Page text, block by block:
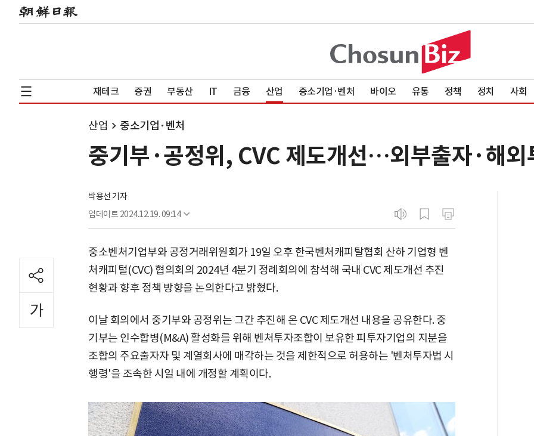
재테크 증권 부동산 IT 금융 산업 중소기업·벤처 바이오 유통 정책 정치 사회
산업 중소기업·벤처
중기부·공정위, CVC 제도개선…외부출자·해외
박용선 기자
업데이트 2024.12.19. 09:14
중소벤처기업부와 공정거래위원회가 19일 오후 한국벤처캐피탈협회 산하 기업형 벤
처캐피털(CVC) 협의회의 2024년 4분기 정례회의에 참석해 국내 CVC 제도개선 추진
현황과 향후 정책 방향을 논의한다고 밝혔다.
이날 회의에서 중기부와 공정위는 그간 추진해 온 CVC 제도개선 내용을 공유한다. 중
기부는 인수합병(M&A) 활성화를 위해 벤처투자조합이 보유한 피투자기업의 지분을
조합의 주요출자자 및 계열회사에 매각하는 것을 제한적으로 허용하는 '벤처투자법 시
행령'을 조속한 시일 내에 개정할 계획이다.